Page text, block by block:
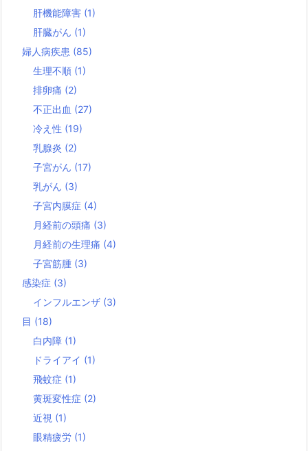
肝機能障害 (1)
肝臓がん (1)
婦人病疾患 (85)
生理不順 (1)
排卵痛 (2)
不正出血 (27)
冷え性 (19)
乳腺炎 (2)
子宮がん (17)
乳がん (3)
子宮内膜症 (4)
月経前の頭痛 (3)
月経前の生理痛 (4)
子宮筋腫 (3)
感染症 (3)
インフルエンザ (3)
目 (18)
白内障 (1)
ドライアイ (1)
飛蚊症 (1)
黄斑変性症 (2)
近視 (1)
眼精疲労 (1)